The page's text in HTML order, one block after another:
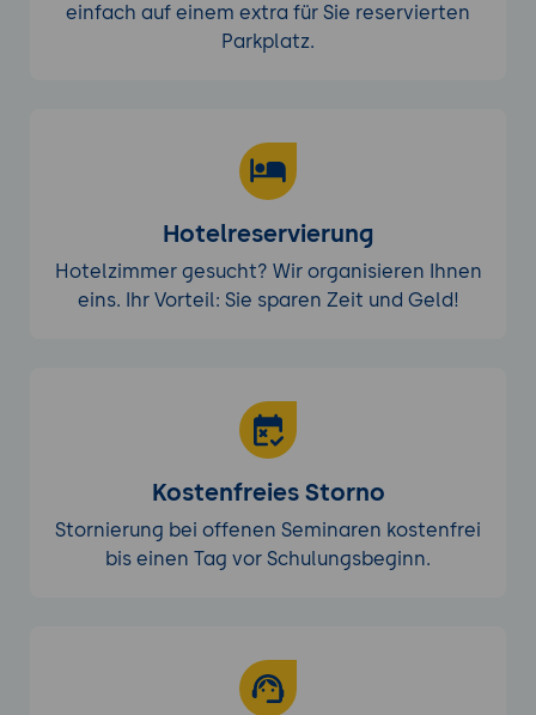
einfach auf einem extra für Sie reservierten
Parkplatz.
Hotelreservierung
Hotelzimmer gesucht? Wir organisieren Ihnen
eins. Ihr Vorteil: Sie sparen Zeit und Geld!
Kostenfreies Storno
Stornierung bei offenen Seminaren kostenfrei
bis einen Tag vor Schulungsbeginn.